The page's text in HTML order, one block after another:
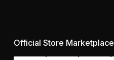
Official Store Marketplace